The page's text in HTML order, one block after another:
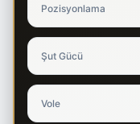
Pozisyonlama
Şut Gücü
Vole